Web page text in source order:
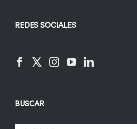
REDES SOCIALES
BUSCAR